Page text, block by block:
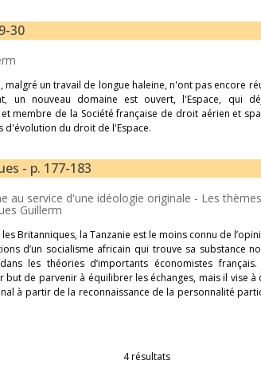
30
malgré un travail de longue haleine, n'ont pas encore
un nouveau domaine est ouvert, l'Espace, qui
membre de la Société française de droit aérien et
d'évolution du droit de l'Espace.
- p. 177-183
au service d'une idéologie originale - Les
Guillerm
Britanniques, la Tanzanie est le moins connu de
d’un socialisme africain qui trouve sa substance
les théories d’importants économistes
but de parvenir à équilibrer les échanges, mais il vise à
à partir de la reconnaissance de la personnalité
4 résultats